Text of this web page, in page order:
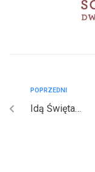
POPRZEDNI
Idą Święta…